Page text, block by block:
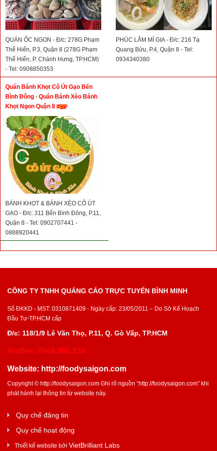
QUÁN ỐC NGON - Đ/c: 278G Phạm
Thế Hiển, P.3, Quận 8 (278G Phạm
Thế Hiển, P. Chánh Hưng, TP.HCM)
- Tel: 0908850353
PHÚC LÂM MÌ GIA - Đ/c: 216 Tạ
Quang Bửu, P.4, Quận 8 - Tel:
0934340380
Quán Bánh Khọt Cô Út Gạo Bến
Bình Đông - Quán Bánh Xèo Bánh
Khọt Ngon Quận 8
BÁNH KHỌT & BÁNH XÈO CÔ ÚT
GẠO - Đ/c: 311 Bến Bình Đông, P.11,
Quận 8 - Tel: 0902707441 -
0888920441
CÔNG TY TNHH QUẢNG CÁO TRỰC TUYẾN BÌNH MINH
Số ĐKKD - MST: 0310871409 - Ngày cấp: 23/05/2011 – Do Sở Kế Hoạch
Đầu Tư-TP.HCM cấp
Đ/c: 118/1/9 Lê Văn Thọ, P.11, Q. Gò Vấp, TP.HCM
Hotline: 0948.968.238
Website: http://foodysaigon.com
Copyright © http://foodysaigon.com Ghi rõ nguồn “http://foodysaigon.com” khi
phát hành lại thông tin từ website này.
Quy chế đăng tin
Quy chế hoạt động
Thiết kế website bởi VietBrilliant Labs